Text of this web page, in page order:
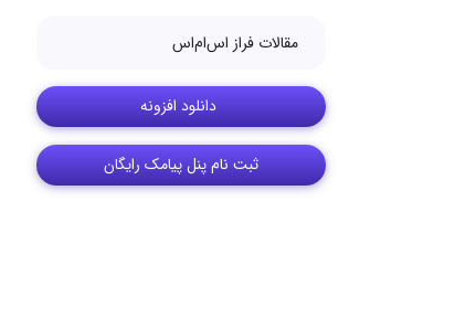
مقالات فراز اس‌ام‌اس
دانلود افزونه
ثبت نام پنل پیامک رایگان